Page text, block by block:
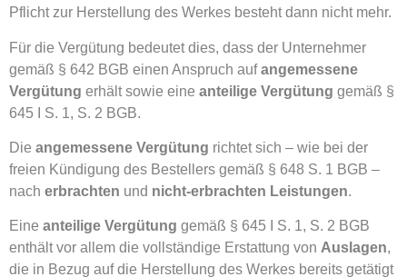
Pflicht zur Herstellung des Werkes besteht dann nicht mehr.
Für die Vergütung bedeutet dies, dass der Unternehmer
gemäß § 642 BGB einen Anspruch aufangemessene
Vergütung erhält sowie eine anteilige Vergütung gemäß §
645 I S. 1, S. 2 BGB.
Die angemessene Vergütung richtet sich – wie bei der
freien Kündigung des Bestellers gemäß § 648 S. 1 BGB –
nach erbrachten und nicht-erbrachten Leistungen.
Eine anteilige Vergütung gemäß § 645 I S. 1, S. 2 BGB
enthält vor allem die vollständige Erstattung von Auslagen,
die in Bezug auf die Herstellung des Werkes bereits getätigt